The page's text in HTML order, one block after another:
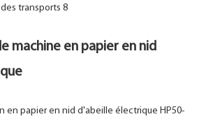
machine en papier en nid